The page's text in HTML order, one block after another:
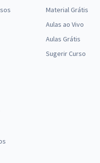
Material Grátis
Aulas ao Vivo
Aulas Grátis
Sugerir Curso